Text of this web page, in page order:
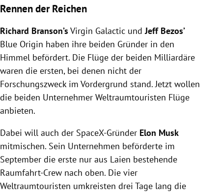
Rennen der Reichen
Richard Branson’s Virgin Galactic undJeff Bezos’
Blue Origin haben ihre beiden Gründer in den
Himmel befördert. Die Flüge der beiden Milliardäre
waren die ersten, bei denen nicht der
Forschungszweck im Vordergrund stand. Jetzt wollen
die beiden Unternehmer Weltraumtouristen Flüge
anbieten.
Dabei will auch der SpaceX-Gründer Elon Musk
mitmischen. Sein Unternehmen beförderte im
September die erste nur aus Laien bestehende
Raumfahrt-Crew nach oben. Die vier
Weltraumtouristen umkreisten drei Tage lang die